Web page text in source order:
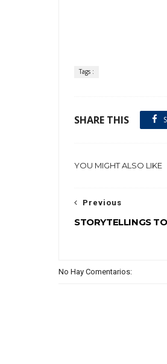
Tags :
SHARE THIS
YOU MIGHT ALSO LIKE
Previous
STORYTELLINGS
No Hay Comentarios: